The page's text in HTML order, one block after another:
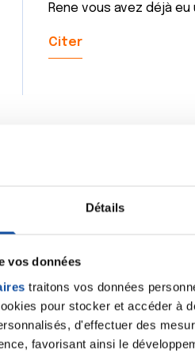
Détails
vos données
traitons vos données
pour stocker et accéder à
d'effectuer des
favorisant ainsi le
Rene vous avez déjà
Citer
Je suis d'accord avec
pense qu'il y en aura
reconnaître que c'est
nier non plus, qu'on en
volontiers des trains
Citer